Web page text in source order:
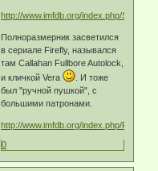
http://www.imfdb.org/index.php/
Полноразмерник засветился
в сериале Firefly, назывался
там Callahan Fullbore Autolock,
и кличкой Vera
. И тоже
был "ручной пушкой", с
большими патронами.
http://www.imfdb.org/index.php/Firefly
0